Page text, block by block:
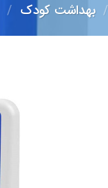
/ بهداشت کودک /